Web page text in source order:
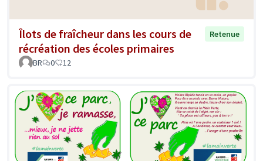
Îlots de fraîcheur dans les cours de
récréation des écoles primaires
Retenue
BR 0 12